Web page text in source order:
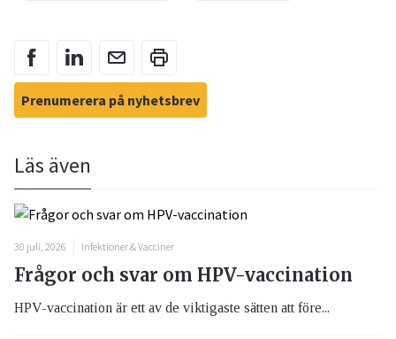
Prenumerera på nyhetsbrev
Läs även
30 juli, 2026 Infektioner & Vacciner
Frågor och svar om HPV-vaccination
HPV-vaccination är ett av de viktigaste sätten att före...